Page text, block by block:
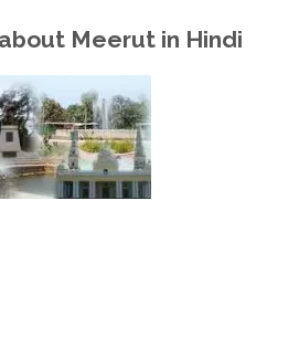
Meerut in Hindi